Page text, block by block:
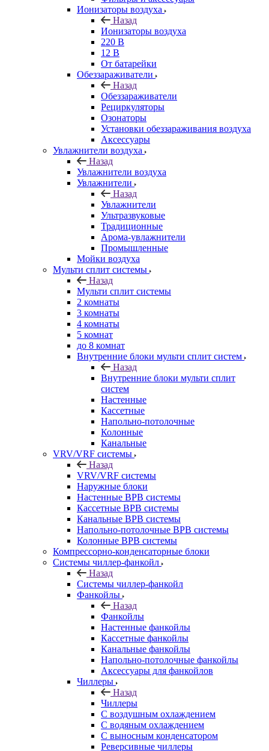
Ионизаторы воздуха
Назад
Ионизаторы воздуха
220 В
12 В
От батарейки
Обеззараживатели
Назад
Обеззараживатели
Рециркуляторы
Озонаторы
Установки обеззараживания воздуха
Аксессуары
Увлажнители воздуха
Назад
Увлажнители воздуха
Увлажнители
Назад
Увлажнители
Ультразвуковые
Традиционные
Арома-увлажнители
Промышленные
Мойки воздуха
Мульти сплит системы
Назад
Мульти сплит системы
2 комнаты
3 комнаты
4 комнаты
5 комнат
до 8 комнат
Внутренние блоки мульти сплит систем
Назад
Внутренние блоки мульти сплит
систем
Настенные
Кассетные
Напольно-потолочные
Колонные
Канальные
VRV/VRF системы
Назад
VRV/VRF системы
Наружные блоки
Настенные ВРВ системы
Кассетные ВРВ системы
Канальные ВРВ системы
Напольно-потолочные ВРВ системы
Колонные ВРВ системы
Компрессорно-конденсаторные блоки
Системы чиллер-фанкойл
Назад
Системы чиллер-фанкойл
Фанкойлы
Назад
Фанкойлы
Настенные фанкойлы
Кассетные фанкойлы
Канальные фанкойлы
Напольно-потолочные фанкойлы
Аксессуары для фанкойлов
Чиллеры
Назад
Чиллеры
С воздушным охлаждением
С водяным охлаждением
С выносным конденсатором
Реверсивные чиллеры